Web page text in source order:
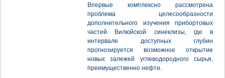
Впервые комплексно рассмотрена
проблема целесообразности
дополнительного изучения прибортовых
частей Вилюйской синеклизы, где в
интервале доступных глубин
прогнозируется возможное открытие
новых залежей углеводородного сырья,
преимущественно нефти.